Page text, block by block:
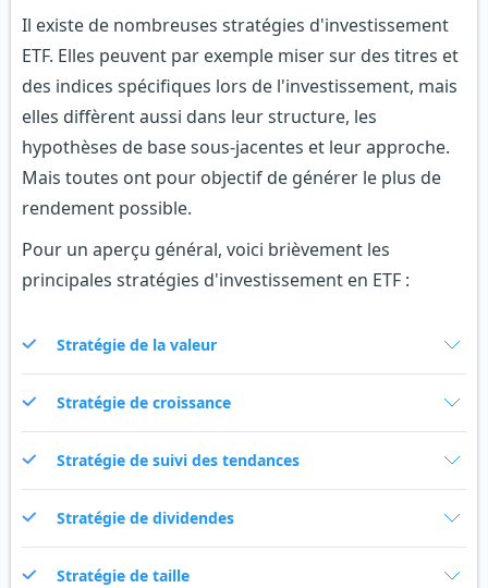
Il existe de nombreuses stratégies d'investissement
ETF. Elles peuvent par exemple miser sur des titres et
des indices spécifiques lors de l'investissement, mais
elles diffèrent aussi dans leur structure, les
hypothèses de base sous-jacentes et leur approche.
Mais toutes ont pour objectif de générer le plus de
rendement possible.
Pour un aperçu général, voici brièvement les
principales stratégies d'investissement en ETF :
Stratégie de la valeur
Stratégie de croissance
Stratégie de suivi des tendances
Stratégie de dividendes
Stratégie de taille